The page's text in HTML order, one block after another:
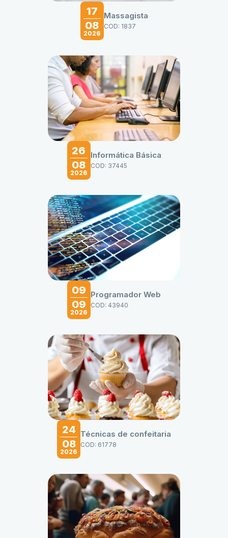
17
08
2026
Massagista
COD: 1837
26
08
2026
Informática Básica
COD: 37445
09
09
2026
Programador Web
COD: 43940
24
08
2026
Técnicas de confeitaria
COD: 61778